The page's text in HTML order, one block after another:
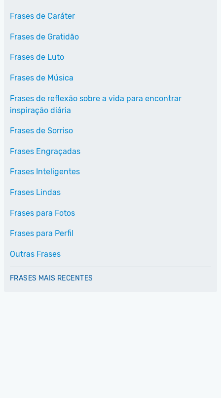
Frases de Caráter
Frases de Gratidão
Frases de Luto
Frases de Música
Frases de reflexão sobre a vida para encontrar
inspiração diária
Frases de Sorriso
Frases Engraçadas
Frases Inteligentes
Frases Lindas
Frases para Fotos
Frases para Perfil
Outras Frases
FRASES MAIS RECENTES